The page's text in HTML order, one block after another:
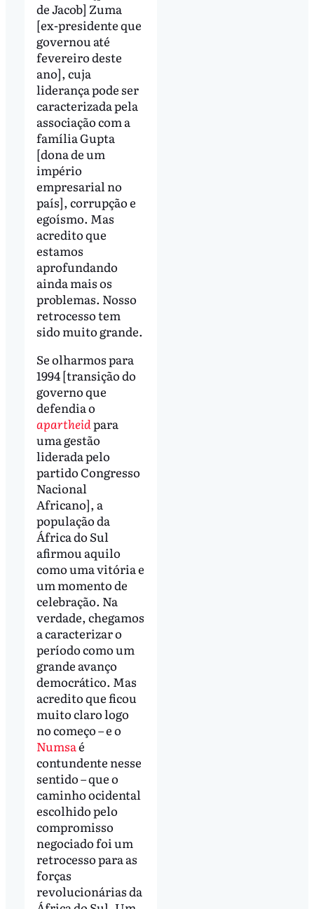
de Jacob] Zuma
[ex-presidente que
governou até
fevereiro deste
ano], cuja
liderança pode ser
caracterizada pela
associação com a
família Gupta
[dona de um
império
empresarial no
país], corrupção e
egoísmo. Mas
acredito que
estamos
aprofundando
ainda mais os
problemas. Nosso
retrocesso tem
sido muito grande.
Se olharmos para
1994 [transição do
governo que
defendia o
apartheidpara
uma gestão
liderada pelo
partido Congresso
Nacional
Africano], a
população da
África do Sul
afirmou aquilo
como uma vitória e
um momento de
celebração. Na
verdade, chegamos
a caracterizar o
período como um
grande avanço
democrático. Mas
acredito que ficou
muito claro logo
no começo – e o
Numsaé
contundente nesse
sentido – que o
caminho ocidental
escolhido pelo
compromisso
negociado foi um
retrocesso para as
forças
revolucionárias da